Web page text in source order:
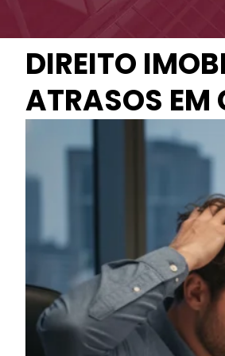
DIREITO
ATRASOS EM